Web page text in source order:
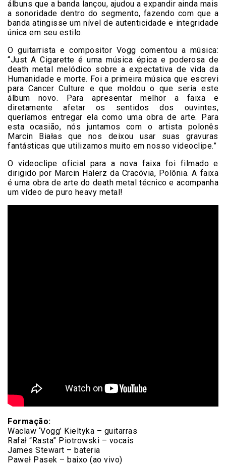
álbuns que a banda lançou, ajudou a expandir ainda mais
a sonoridade dentro do segmento, fazendo com que a
banda atingisse um nível de autenticidade e integridade
única em seu estilo.
O guitarrista e compositor Vogg comentou a música:
“Just A Cigarette é uma música épica e poderosa de
death metal melódico sobre a expectativa de vida da
Humanidade e morte. Foi a primeira música que escrevi
para Cancer Culture e que moldou o que seria este
álbum novo. Para apresentar melhor a faixa e
diretamente afetar os sentidos dos ouvintes,
queríamos entregar ela como uma obra de arte. Para
esta ocasião, nós juntamos com o artista polonês
Marcin Białas que nos deixou usar suas gravuras
fantásticas que utilizamos muito em nosso videoclipe.”
O videoclipe oficial para a nova faixa foi filmado e
dirigido por Marcin Halerz da Cracóvia, Polônia. A faixa
é uma obra de arte do death metal técnico e acompanha
um vídeo de puro heavy metal!
Formação:
Waclaw ‘Vogg’ Kieltyka – guitarras
Rafał “Rasta” Piotrowski – vocais
James Stewart – bateria
Paweł Pasek – baixo (ao vivo)